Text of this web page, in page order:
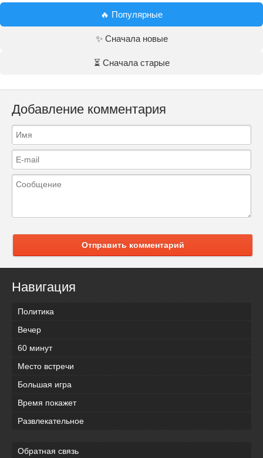
🔥 Популярные
✨ Сначала новые
⏳ Сначала старые
Добавление комментария
Отправить комментарий
Навигация
Политика
Вечер
60 минут
Место встречи
Большая игра
Время покажет
Развлекательное
Обратная связь